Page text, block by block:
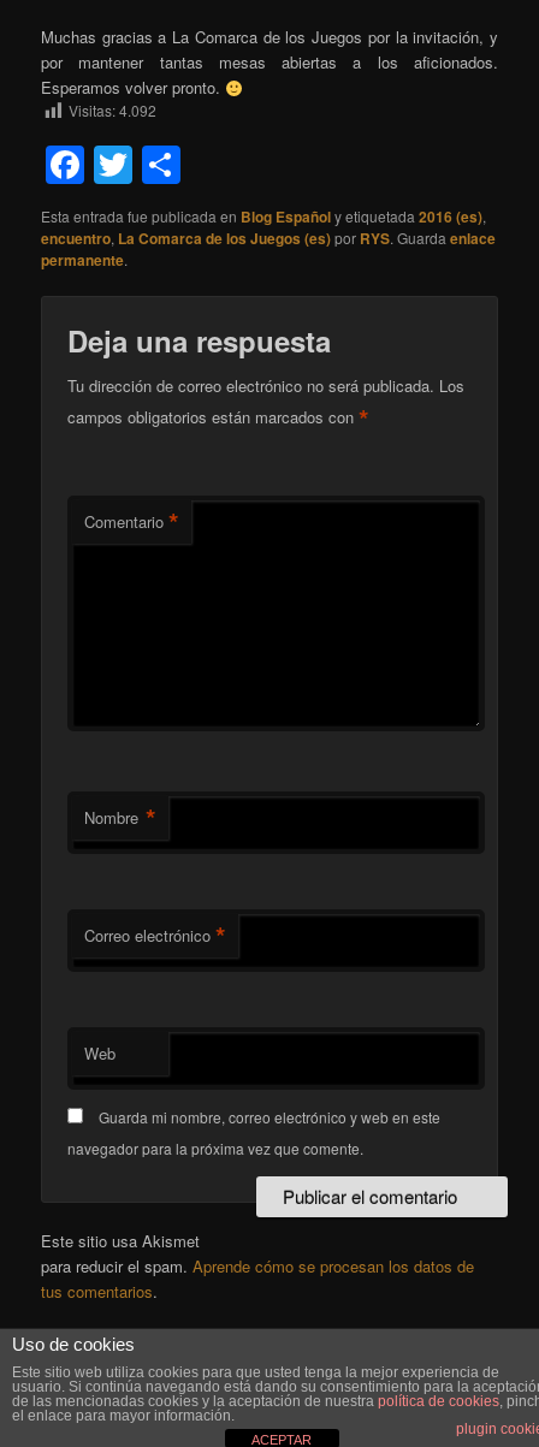
Muchas gracias a La Comarca de los Juegos por la invitación, y
por mantener tantas mesas abiertas a los aficionados.
Esperamos volver pronto.
Visitas:4.092
Facebook
Twitter
Esta entrada fue publicada en Blog Españoly etiquetada2016 (es),
encuentro, La Comarca de los Juegos (es)por RYS. Guardaenlace
permanente.
Deja una respuesta
Tu dirección de correo electrónico no será publicada. Los
campos obligatorios están marcados con*
Comentario *
Nombre *
Correo electrónico *
Web
Guarda mi nombre, correo electrónico y web en este
navegador para la próxima vez que comente.
Este sitio usa Akismet
para reducir el spam.Aprende cómo se procesan los datos de
tus comentarios.
Funciona gracias a WordPress
Uso de cookies
Este sitio web utiliza cookies para que usted tenga la mejor experiencia de
usuario. Si continúa navegando está dando su consentimiento para la
de las mencionadas cookies y la aceptación de nuestra política de cookies,
el enlace para mayor información.
plugin
ACEPTAR